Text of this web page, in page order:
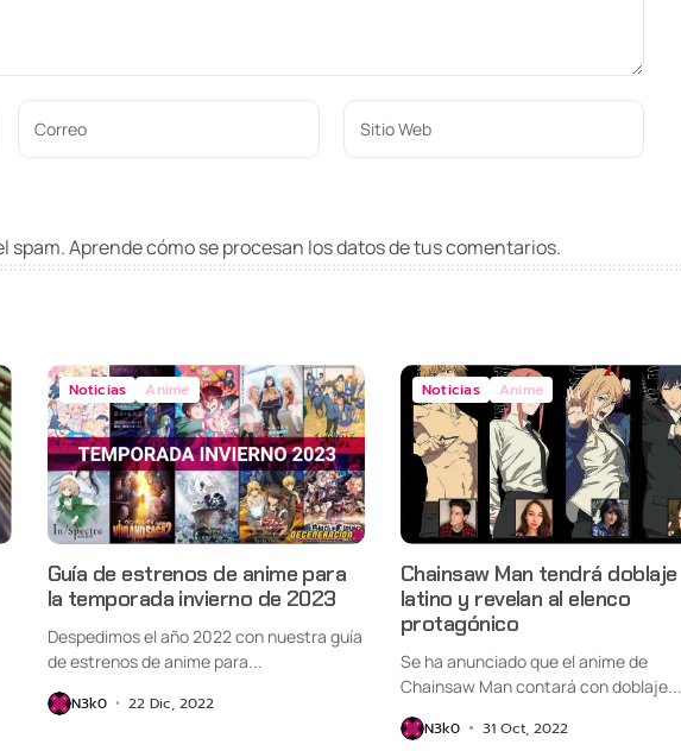
spam.Aprende cómo se procesan los datos de tus comentarios.
Noticias Anime
Guía de estrenos de anime para
la temporada invierno de 2023
Despedimos el año 2022 con nuestra guía
de estrenos de anime para...
N3k0 22 Dic, 2022
Noticias Anime
Chainsaw Man tendrá doblaje
latino y revelan al elenco
protagónico
Se ha anunciado que el anime de
Chainsaw Man contará con doblaje...
N3k0 31 Oct, 2022